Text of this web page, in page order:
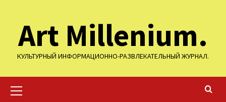
содержимому
Art Millenium.
КУЛЬТУРНЫЙ ИНФОРМАЦИОННО-РАЗВЛЕКАТЕЛЬНЫЙ ЖУРНАЛ.
меню